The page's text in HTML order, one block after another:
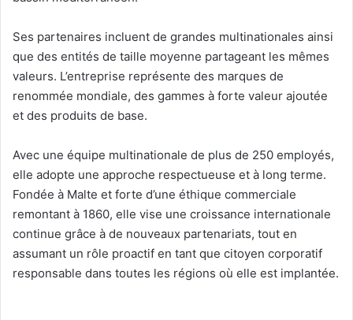
Ses partenaires incluent de grandes multinationales ainsi
que des entités de taille moyenne partageant les mêmes
valeurs. L’entreprise représente des marques de
renommée mondiale, des gammes à forte valeur ajoutée
et des produits de base.
Avec une équipe multinationale de plus de 250 employés,
elle adopte une approche respectueuse et à long terme.
Fondée à Malte et forte d’une éthique commerciale
remontant à 1860, elle vise une croissance internationale
continue grâce à de nouveaux partenariats, tout en
assumant un rôle proactif en tant que citoyen corporatif
responsable dans toutes les régions où elle est implantée.